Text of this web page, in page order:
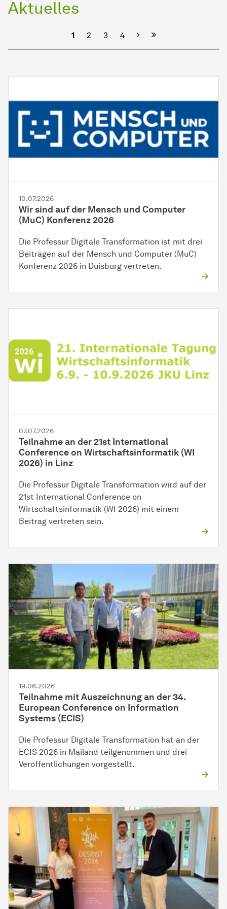
Aktuelles
1 2 3 4 Nächste
10.07.2026
Wir sind auf der Mensch und Computer
(MuC) Konferenz 2026
Die Professur Digitale Transformation ist mit drei
Beiträgen auf der Mensch und Computer (MuC)
Konferenz 2026 in Duisburg vertreten.
07.07.2026
Teilnahme an der 21st International
Conference on Wirtschaftsinformatik (WI
2026) in Linz
Die Professur Digitale Transformation wird auf der
21st International Conference on
Wirtschaftsinformatik (WI 2026) mit einem
Beitrag vertreten sein.
19.06.2026
Teilnahme mit Auszeichnung an der 34.
European Conference on Information
Systems (ECIS)
Die Professur Digitale Transformation hat an der
ECIS 2026 in Mailand teilgenommen und drei
Veröffentlichungen vorgestellt.